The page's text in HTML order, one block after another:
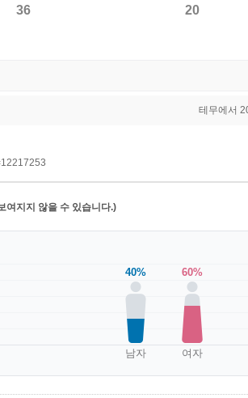
36 20
테무에서
여지지 않을 수 있습니다.)
40%
남자
60%
여자